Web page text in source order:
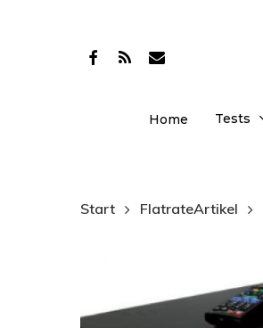
facebook
RSS email
Home Tests
Start FlatrateArtikel